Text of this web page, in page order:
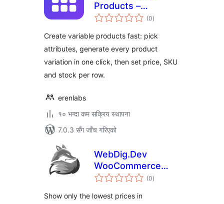
Products –
Generate Variations
(0कुल
रेटिङ्गहरू
)
Create variable products fast: pick
attributes, generate every product
variation in one click, then set price, SKU
and stock per row.
erenlabs
१० भन्दा कम सक्रिय स्थापना
7.0.3 सँग जाँच गरिएको
WebDig.Dev
WooCommerce
Price From in
(0कुल
रेटिङ्गहरू
)
Show only the lowest prices in